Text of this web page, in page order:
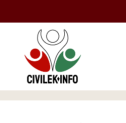
tartalomba